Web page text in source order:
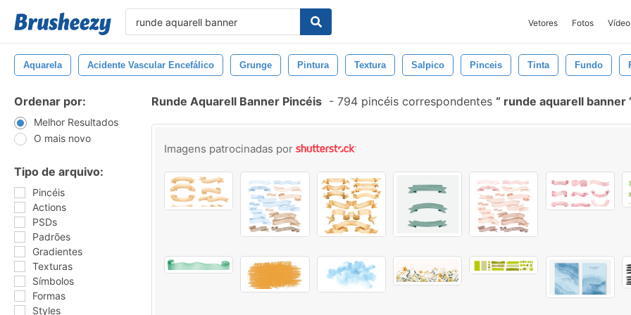
Vetores Fotos Vídeo
Aquarela Acidente Vascular Encefálico Grunge Pintura Textura Salpico Pinceis Tinta Fundo
Ordenar por:
Melhor Resultados
O mais novo
Tipo de arquivo:
Pincéis
Actions
PSDs
Padrões
Gradientes
Texturas
Símbolos
Formas
Styles
Runde Aquarell Banner Pincéis - 794 pincéis correspondentes runde aquarell banner
Imagens patrocinadas por